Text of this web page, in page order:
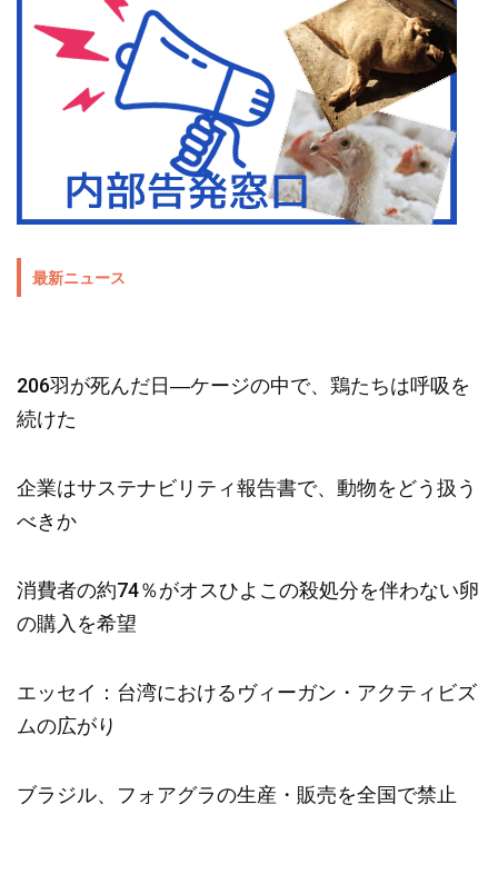
最新ニュース
206羽が死んだ日―ケージの中で、鶏たちは呼吸を
続けた
企業はサステナビリティ報告書で、動物をどう扱う
べきか
消費者の約74％がオスひよこの殺処分を伴わない卵
の購入を希望
エッセイ：台湾におけるヴィーガン・アクティビズ
ムの広がり
ブラジル、フォアグラの生産・販売を全国で禁止